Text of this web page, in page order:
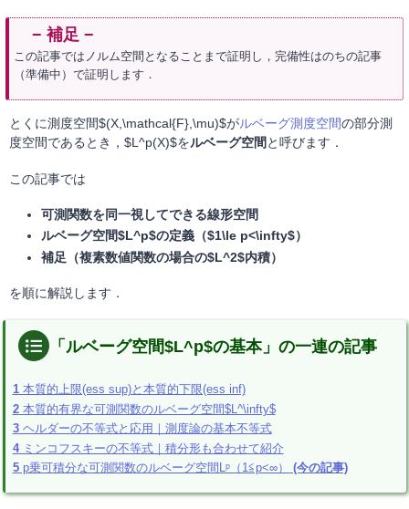
この記事ではノルム空間となることまで証明し，完備性はのちの記事
（準備中）で証明します．
とくに測度空間$(X,\mathcal{F},\mu)$がルベーグ測度空間の部分測
度空間であるとき，$L^p(X)$をルベーグ空間 と呼びます．
この記事では
可測関数を同一視してできる線形空間
ルベーグ空間$L^p$の定義（$1\le p<\infty$）
補足（複素数値関数の場合の$L^2$内積）
を順に解説します．
「ルベーグ空間$L^p$の基本」の一連の記事
1本質的上限(ess sup)と本質的下限(ess inf)
2本質的有界な可測関数のルベーグ空間$L^\infty$
3ヘルダーの不等式と応用｜測度論の基本不等式
4ミンコフスキーの不等式｜積分形も合わせて紹介
5p乗可積分な可測関数のルベーグ空間Lᵖ（1≦p<∞） (今の記事)